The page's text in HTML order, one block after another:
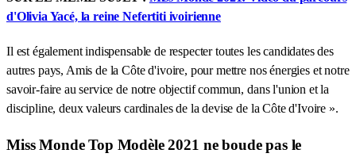
d'Olivia Yacé, la reine Nefertiti ivoirienne
Il est également indispensable de respecter toutes les candidates des
autres pays, Amis de la Côte d'ivoire, pour mettre nos énergies et notre
savoir-faire au service de notre objectif commun, dans l'union et la
discipline, deux valeurs cardinales de la devise de la Côte d'Ivoire ».
Miss Monde Top Modèle 2021 ne boude pas le